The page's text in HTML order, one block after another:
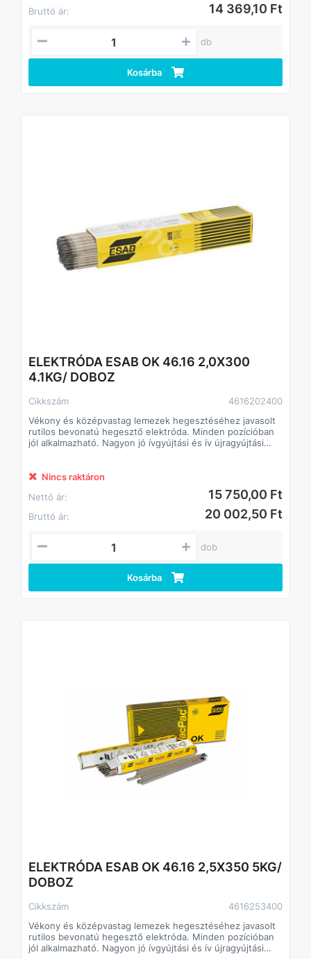
Bruttó ár: 14 369,10 Ft
db
Kosárba
ELEKTRÓDA ESAB OK 46.16 2,0X300
4.1KG/ DOBOZ
Cikkszám
4616202400
Vékony és középvastag lemezek hegesztéséhez javasolt
rutilos bevonatú hegesztő elektróda. Minden pozícióban
jól alkalmazható. Nagyon jó ívgyújtási és ív újragyújtási
Átmérő: 2,0 mm
Áramerősség: 50-70 A
Besorolás/Szabvány:
EN ISO 2560-A: E 38 0 RC 11,
AWS A-5.1: E7014
Nincs raktáron
Nettó ár:
15 750,00 Ft
Bruttó ár: 20 002,50 Ft
dob
Kosárba
ELEKTRÓDA ESAB OK 46.16 2,5X350 5KG/
DOBOZ
Cikkszám
4616253400
Vékony és középvastag lemezek hegesztéséhez javasolt
rutilos bevonatú hegesztő elektróda. Minden pozícióban
jól alkalmazható. Nagyon jó ívgyújtási és ív újragyújtási